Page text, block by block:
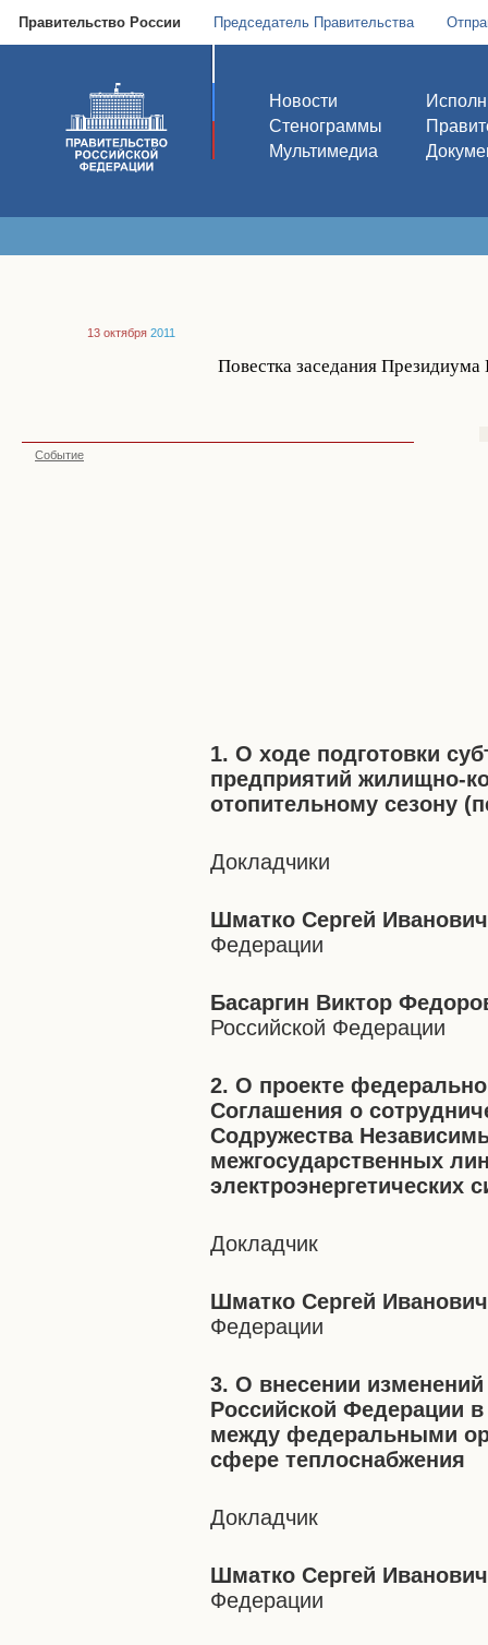
Правительство России Председатель Правительства
Новости
Стенограммы
Мультимедиа
13 октября 2011
Повестка заседания
Событие
1. О ходе подготовки
предприятий жилищно-
отопительному сезону
Докладчики
Шматко Сергей Иванович
Федерации
Басаргин Виктор
Российской Федерации
2. О проекте
Соглашения о
Содружества
межгосударственных
электроэнергетических
Докладчик
Шматко Сергей Иванович
Федерации
3. О внесении
Российской Федерации
между федеральными
сфере теплоснабжения
Докладчик
Шматко Сергей Иванович
Федерации